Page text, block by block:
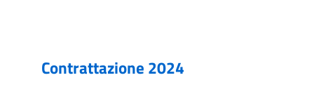
Contrattazione 2024